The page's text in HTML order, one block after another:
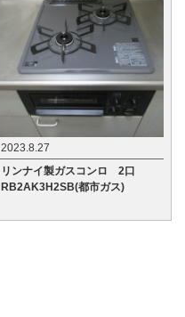
2023.8.27
リンナイ製ガスコンロ 2口
RB2AK3H2SB(都市ガス)